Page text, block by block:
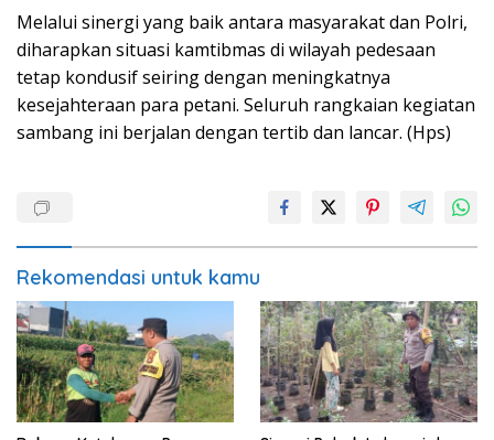
Melalui sinergi yang baik antara masyarakat dan Polri,
diharapkan situasi kamtibmas di wilayah pedesaan
tetap kondusif seiring dengan meningkatnya
kesejahteraan para petani. Seluruh rangkaian kegiatan
sambang ini berjalan dengan tertib dan lancar. (Hps)
Rekomendasi untuk kamu